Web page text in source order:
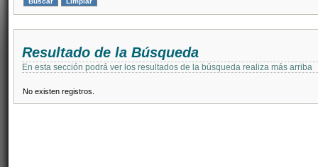
Resultado de la Búsqueda
En esta sección podrá ver los resultados de la búsqueda realiza más arriba
No existen registros.